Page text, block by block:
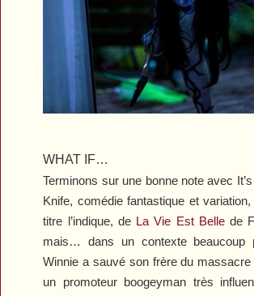
WHAT IF…
Terminons sur une bonne note avec
Knife, comédie fantastique et
titre l’indique, de La Vie Est Bellede
mais… dans un contexte beaucoup
Winnie a sauvé son frère du massacre
un promoteur boogeyman très